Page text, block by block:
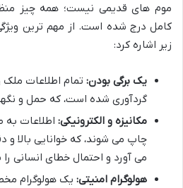
موم های قدیمی نیست؛ همه چیز
کامل درج شده است. از مهم ترین
زیر اشاره کرد:
یک برگی بودن: تمام اطلاعات
گردآوری شده است، که حمل و
مکانیزه و الکترونیکی: اطلاعات
چاپ می شوند، که خوانایی بالا و
می آورد و احتمال خطای انسانی
هولوگرام امنیتی: یک هولوگرام